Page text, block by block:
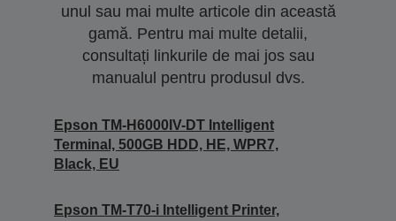
unul sau mai multe articole din această
gamă. Pentru mai multe detalii,
consultați linkurile de mai jos sau
manualul pentru produsul dvs.
Epson TM-H6000IV-DT Intelligent
Terminal, 500GB HDD, HE, WPR7,
Black, EU
Epson TM-T70-i Intelligent Printer,